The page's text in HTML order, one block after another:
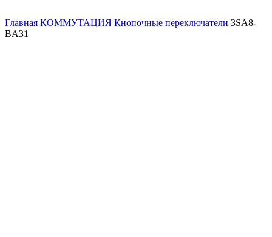
Главная КОММУТАЦИЯ Кнопочные переключатели 3SA8-
BA31